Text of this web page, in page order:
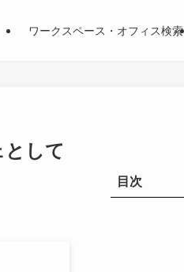
ワークスペース・オフィス検索
して
目次